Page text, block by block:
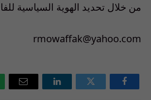
من خلال تحديد الهوية السياسية
rmowaffak@yahoo.com
فيسبوك تويتر لينكدإن
البريد